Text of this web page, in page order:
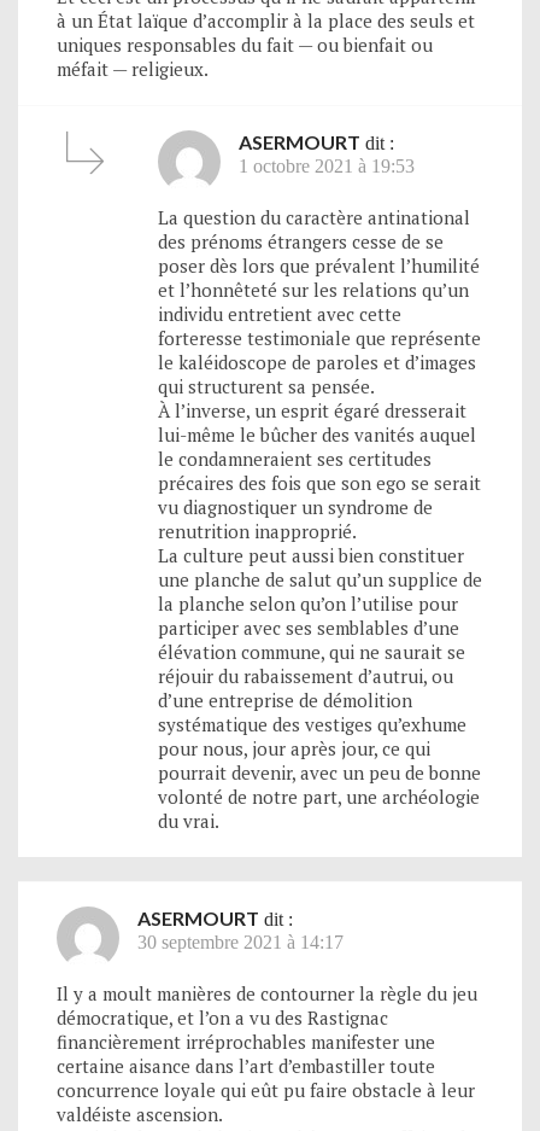
à un État laïque d’accomplir à la place des seuls et
uniques responsables du fait — ou bienfait ou
méfait — religieux.
ASERMOURT dit :
1 octobre 2021 à 19:53
La question du caractère antinational
des prénoms étrangers cesse de se
poser dès lors que prévalent l’humilité
et l’honnêteté sur les relations qu’un
individu entretient avec cette
forteresse testimoniale que représente
le kaléidoscope de paroles et d’images
qui structurent sa pensée.
À l’inverse, un esprit égaré dresserait
lui-même le bûcher des vanités auquel
le condamneraient ses certitudes
précaires des fois que son ego se serait
vu diagnostiquer un syndrome de
renutrition inapproprié.
La culture peut aussi bien constituer
une planche de salut qu’un supplice de
la planche selon qu’on l’utilise pour
participer avec ses semblables d’une
élévation commune, qui ne saurait se
réjouir du rabaissement d’autrui, ou
d’une entreprise de démolition
systématique des vestiges qu’exhume
pour nous, jour après jour, ce qui
pourrait devenir, avec un peu de bonne
volonté de notre part, une archéologie
du vrai.
ASERMOURT dit :
30 septembre 2021 à 14:17
Il y a moult manières de contourner la règle du jeu
démocratique, et l’on a vu des Rastignac
financièrement irréprochables manifester une
certaine aisance dans l’art d’embastiller toute
concurrence loyale qui eût pu faire obstacle à leur
valdéiste ascension.